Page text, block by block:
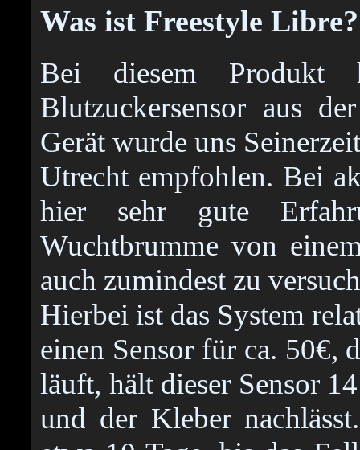
Was ist Freestyle Libre?
Bei diesem
Blutzuckersensor aus
Gerät wurde uns
Utrecht empfohlen. Bei
hier sehr gute
Wuchtbrumme von
auch zumindest zu
Hierbei ist das System
einen Sensor für ca. 50€,
läuft, hält dieser Sensor
und der Kleber